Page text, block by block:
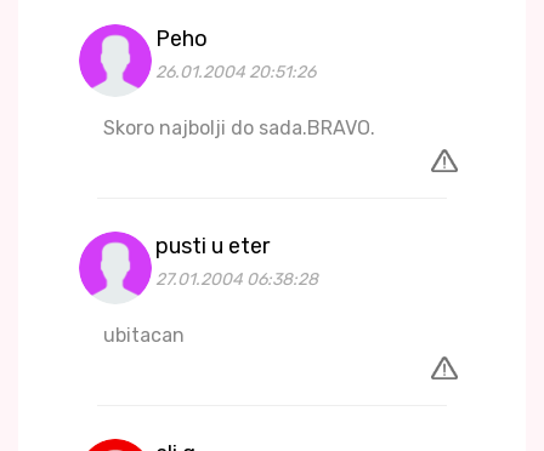
Peho
26.01.2004 20:51:26
Skoro najbolji do sada.BRAVO.
pusti u eter
27.01.2004 06:38:28
ubitacan